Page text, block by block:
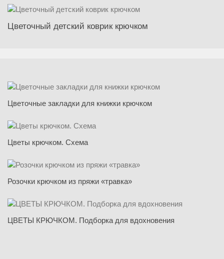
Цветочный детский коврик крючком
Цветочные закладки для книжки крючком
Цветы крючком. Схема
Розочки крючком из пряжи «травка»
ЦВЕТЫ КРЮЧКОМ. Подборка для вдохновения